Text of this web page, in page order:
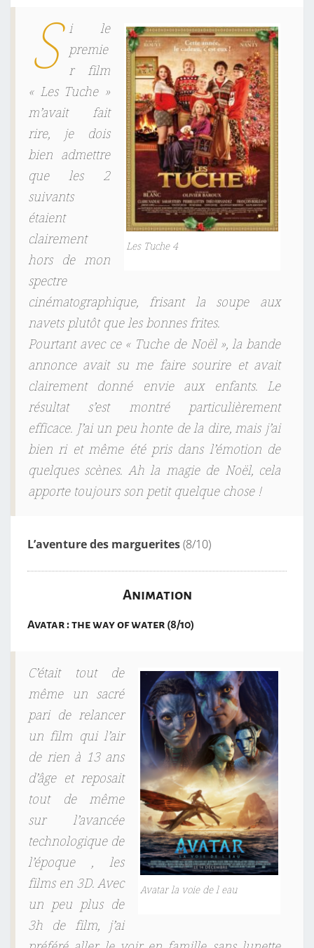
Les Tuche 4
S i le
premie
r film
« Les Tuche »
m’avait fait
rire, je dois
bien admettre
que les 2
suivants
étaient
clairement
hors de mon
spectre
cinématographique, frisant la soupe aux
navets plutôt que les bonnes frites.
Pourtant avec ce « Tuche de Noël », la bande
annonce avait su me faire sourire et avait
clairement donné envie aux enfants. Le
résultat s’est montré particulièrement
efficace. J’ai un peu honte de la dire, mais j’ai
bien ri et même été pris dans l’émotion de
quelques scènes. Ah la magie de Noël, cela
apporte toujours son petit quelque chose !
L’aventure des marguerites(8/10)
Animation
Avatar : the way of water (8/10)
Avatar la voie de l eau
C’était tout de
même un sacré
pari de relancer
un film qui l’air
de rien à 13 ans
d’âge et reposait
tout de même
sur l’avancée
technologique de
l’époque , les
films en 3D. Avec
un peu plus de
3h de film, j’ai